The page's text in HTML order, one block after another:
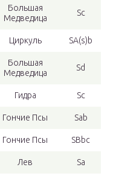
Большая
Медведица
Sc
Циркуль SA(s)b
Большая
Медведица
Sd
Гидра Sc
Гончие Псы Sab
Гончие Псы SBbc
Лев Sa